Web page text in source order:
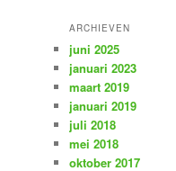
ARCHIEVEN
juni 2025
januari 2023
maart 2019
januari 2019
juli 2018
mei 2018
oktober 2017